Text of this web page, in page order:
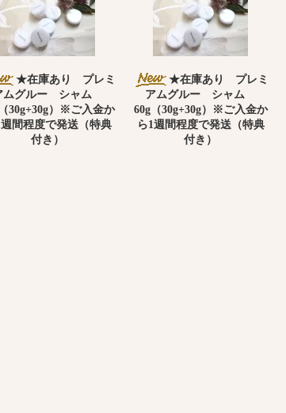
★在庫あり プレミ
ムグルー シャム
30g+30g）※ご入金か
間程度で発送（特典
付き）
★在庫あり プレミ
アムグルー シャム
60g（30g+30g）※ご入金か
ら1週間程度で発送（特典
付き）